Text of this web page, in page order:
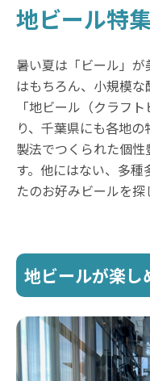
地ビール特集
暑い夏は「ビール」
はもちろん、小規模
「地ビール（クラフ
り、千葉県にも各地
製法でつくられた個
す。他にはない、多
たのお好みビールを探
地ビールが楽し